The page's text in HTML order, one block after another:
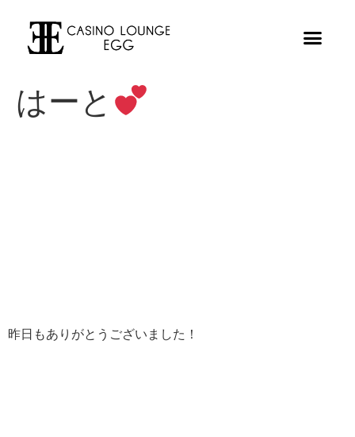
はーと
昨日もありがとうございました！